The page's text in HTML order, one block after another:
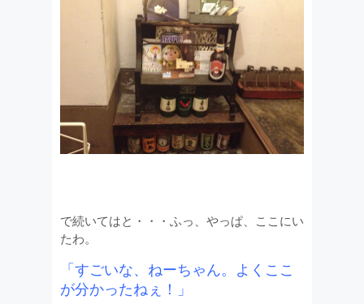
で続いてはと・・・ふっ、やっぱ、ここにい
たわ。
「すごいな、ねーちゃん。よくここ
が分かったねぇ！」